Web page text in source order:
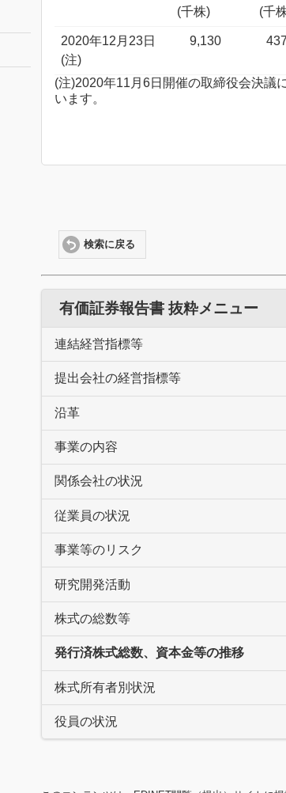
(千株)
(千
2020年12月23日
(注)
9,130
(注)2020年11月6日開催の取締役会決議
います。
検索に戻る
有価証券報告書 抜粋メニュー
連結経営指標等
提出会社の経営指標等
沿革
事業の内容
関係会社の状況
従業員の状況
事業等のリスク
研究開発活動
株式の総数等
発行済株式総数、資本金等の推移
株式所有者別状況
役員の状況